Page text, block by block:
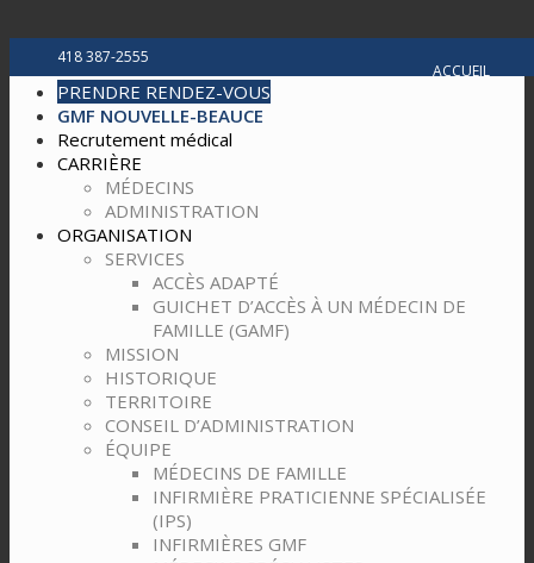
418 387-2555
ACCUEIL
PRENDRE RENDEZ-VOUS
GMF NOUVELLE-BEAUCE
Recrutement médical
CARRIÈRE
MÉDECINS
ADMINISTRATION
ORGANISATION
SERVICES
ACCÈS ADAPTÉ
GUICHET D’ACCÈS À UN MÉDECIN DE
FAMILLE (GAMF)
MISSION
HISTORIQUE
TERRITOIRE
CONSEIL D’ADMINISTRATION
ÉQUIPE
MÉDECINS DE FAMILLE
INFIRMIÈRE PRATICIENNE SPÉCIALISÉE
(IPS)
INFIRMIÈRES GMF